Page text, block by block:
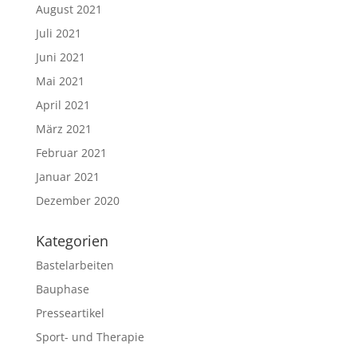
August 2021
Juli 2021
Juni 2021
Mai 2021
April 2021
März 2021
Februar 2021
Januar 2021
Dezember 2020
Kategorien
Bastelarbeiten
Bauphase
Presseartikel
Sport- und Therapie